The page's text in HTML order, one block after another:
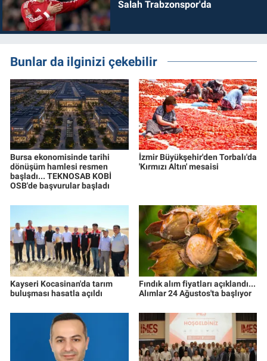
Salah Trabzonspor'da
Bunlar da ilginizi çekebilir
Bursa ekonomisinde tarihi
dönüşüm hamlesi resmen
başladı... TEKNOSAB KOBİ
OSB'de başvurular başladı
İzmir Büyükşehir'den Torbalı'da
'Kırmızı Altın' mesaisi
Kayseri Kocasinan'da tarım
buluşması hasatla açıldı
Fındık alım fiyatları açıklandı...
Alımlar 24 Ağustos'ta başlıyor